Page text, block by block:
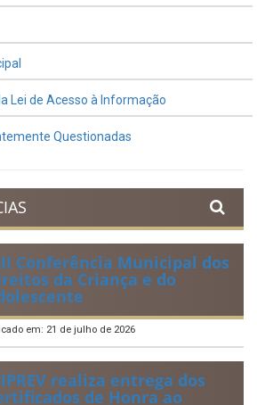
Lei de Acesso à Informação
Questionadas
Conferência Municipal dos
da Criança e do
em: 21 de julho de 2026
realiza entrega dos
de Honra ao